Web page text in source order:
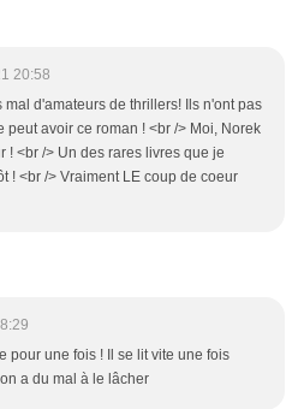
20:58
d'amateurs de thrillers! Ils n'ont pas
peut avoir ce roman ! <br /> Moi, Norek
! <br /> Un des rares livres que je
! <br /> Vraiment LE coup de coeur
pour une fois ! Il se lit vite une fois
a du mal à le lâcher